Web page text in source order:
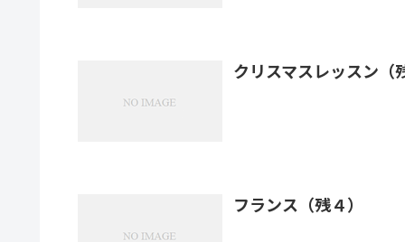
クリスマスレッスン（
フランス（残４）